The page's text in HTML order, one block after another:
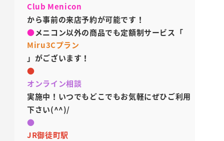
Club Menicon
から事前の来店予約が可能です！
●メニコン以外の商品でも定額制サービス「
Miru3Cプラン
」がございます！
●
オンライン相談
実施中！いつでもどこでもお気軽にぜひご利用
下さい(^^)/
●
JR御徒町駅